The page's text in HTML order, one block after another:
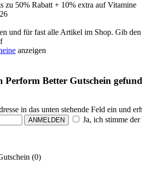
zu 50% Rabatt + 10% extra auf Vitamine
und für fast alle Artikel im Shop. Gib
anzeigen
Perform Better Gutschein
in das unten stehende Feld ein und
ANMELDEN Ja, ich stimme der
(0)